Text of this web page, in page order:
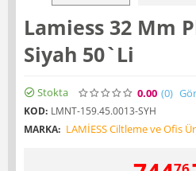
Lamiess 32 Mm
Siyah 50`Li
Stokta 0.00 (0)
KOD: LMNT-159.45.0013-SYH
MARKA: LAMİESS Ciltleme ve Ofis